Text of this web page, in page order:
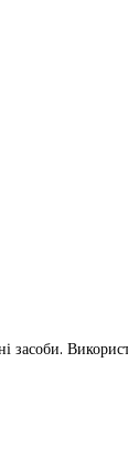
засоби.